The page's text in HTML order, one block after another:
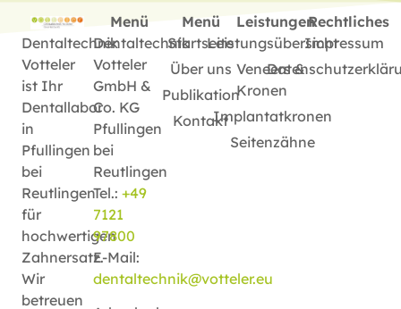
Dentaltechnik
Votteler
ist Ihr
Dentallabor
in
Pfullingen
bei
Reutlingen
für
hochwertigen
Zahnersatz.
Wir
betreuen
Menü
Dentaltechnik
Votteler
GmbH &
Co. KG
Pfullingen
bei
Reutlingen
Tel.: +49
7121
97800
E-Mail:
dentaltechnik@votteler.eu
Menü
Startseite
Über uns
Publikation
Kontakt
Leistungen
Leistungsübersicht
Veneers &
Kronen
Implantatkronen
Seitenzähne
Rechtliches
Impressum